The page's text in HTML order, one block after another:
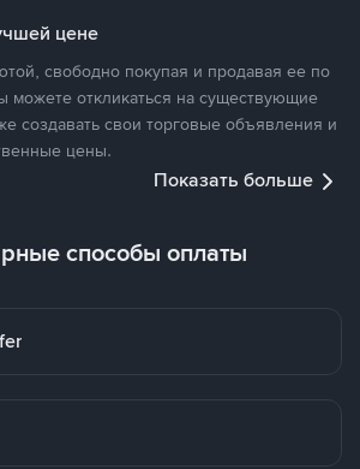
цене
свободно покупая и продавая ее по
откликаться на существующие
создавать свои торговые объявления и
цены.
Показать больше
способы оплаты